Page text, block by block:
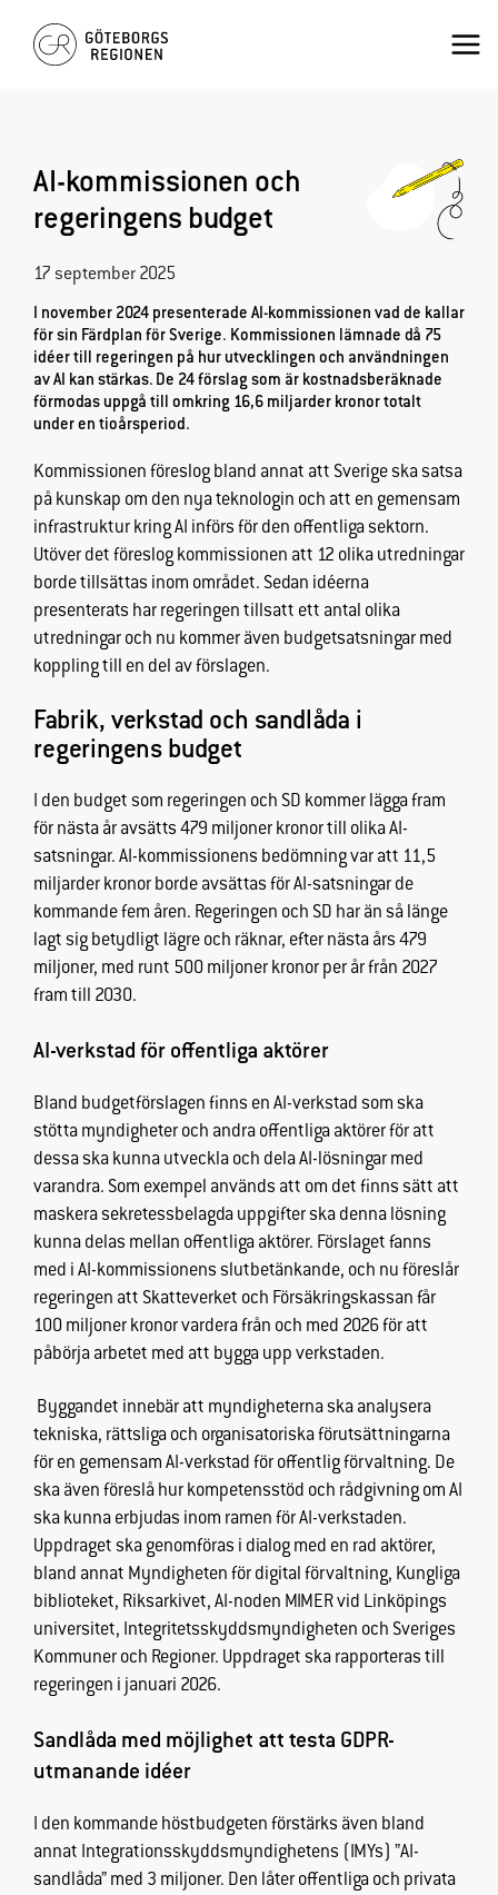
innehåll
AI-kommissionen och
regeringens budget
17 september 2025
I november 2024 presenterade AI-kommissionen vad de kallar
för sin Färdplan för Sverige. Kommissionen lämnade då 75
idéer till regeringen på hur utvecklingen och användningen
av AI kan stärkas. De 24 förslag som är kostnadsberäknade
förmodas uppgå till omkring 16,6 miljarder kronor totalt
under en tioårsperiod.
Kommissionen föreslog bland annat att Sverige ska satsa
på kunskap om den nya teknologin och att en gemensam
infrastruktur kring AI införs för den offentliga sektorn.
Utöver det föreslog kommissionen att 12 olika utredningar
borde tillsättas inom området. Sedan idéerna
presenterats har regeringen tillsatt ett antal olika
utredningar och nu kommer även budgetsatsningar med
koppling till en del av förslagen.
Fabrik, verkstad och sandlåda i
regeringens budget
I den budget som regeringen och SD kommer läggafram
för nästa år avsätts 479 miljoner kronor till olika AI-
satsningar. AI-kommissionens bedömning var att 11,5
miljarder kronor borde avsättas för AI-satsningar de
kommande fem åren. Regeringen och SD har än så länge
lagt sig betydligt lägre och räknar, efter nästa års 479
miljoner, med runt 500 miljoner kronor per årfrån 2027
fram till 2030.
AI-verkstad för offentliga aktörer
Bland budgetförslagen finns en AI-verkstad som ska
stötta myndigheter och andra offentliga aktörer för att
dessa ska kunna utveckla och dela AI-lösningar med
varandra. Som exempel används att om det finns sätt att
maskera sekretessbelagda uppgifter ska denna lösning
kunna delas mellan offentliga aktörer. Förslaget fanns
med i AI-kommissionens slutbetänkande, och nu föreslår
regeringen att Skatteverket och Försäkringskassan får
100 miljoner kronor vardera från och med 2026 för att
påbörja arbetet med att bygga upp verkstaden.
Byggandet innebär att myndigheterna ska analysera
tekniska, rättsliga och organisatoriska förutsättningarna
för en gemensam AI-verkstad för offentlig förvaltning. De
ska även föreslå hur kompetensstöd och rådgivning om AI
ska kunna erbjudas inom ramen för AI-verkstaden.
Uppdraget ska genomföras i dialog med en rad aktörer,
bland annat Myndigheten för digital förvaltning, Kungliga
biblioteket, Riksarkivet, AI-noden MIMER vid Linköpings
universitet, Integritetsskyddsmyndigheten och Sveriges
Kommuner och Regioner. Uppdraget ska rapporteras till
regeringen i januari 2026.
Sandlåda med möjlighet att testa GDPR-
utmanande idéer
I den kommande höstbudgeten förstärks även bland
annat Integrationsskyddsmyndighetens (IMYs) ”AI-
sandlåda” med 3 miljoner. Den låter offentliga och privata
cookies går
inte att välja
bort. De
behövs för
att
hemsidan
över huvud
taget ska
För att vi ska
kunna
förbättra
hemsidans
funktionalitet
och
uppbyggnad,
baserat på
hur
hemsidan
används.
Upplevelse
För att vår
hemsida ska
prestera så
möjligt under
ditt besök.
Om du nekar
de här
cookies
att försvinna
från
Marknadsföring
Genom att dela